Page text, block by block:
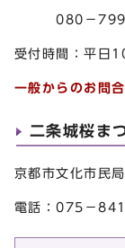
080－7995－
受付時間：平日
一般からのお問
二条城桜ま
京都市文化市民
電話：075－